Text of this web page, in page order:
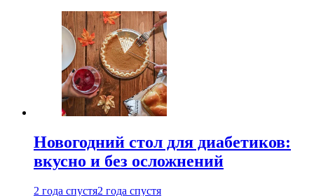
Новогодний стол для диабетиков:
вкусно и без осложнений
2 года спустя2 года спустя